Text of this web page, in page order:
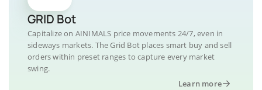
GRID Bot
Capitalize on AINIMALS price movements 24/7, even in
sideways markets. The Grid Bot places smart buy and sell
orders within preset ranges to capture every market
swing.
Learn more